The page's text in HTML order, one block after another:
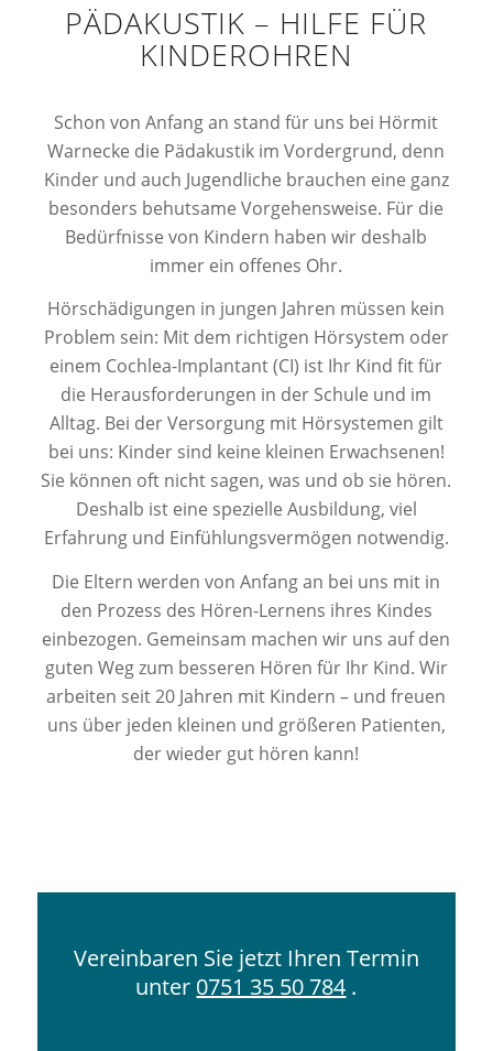
PÄDAKUSTIK – HILFE FÜR
KINDEROHREN
Schon von Anfang an stand für uns bei Hörmit
Warnecke die Pädakustik im Vordergrund, denn
Kinder und auch Jugendliche brauchen eine ganz
besonders behutsame Vorgehensweise. Für die
Bedürfnisse von Kindern haben wir deshalb
immer ein offenes Ohr.
Hörschädigungen in jungen Jahren müssen kein
Problem sein: Mit dem richtigen Hörsystem oder
einem Cochlea-Implantant (CI) ist Ihr Kind fit für
die Herausforderungen in der Schule und im
Alltag. Bei der Versorgung mit Hörsystemen gilt
bei uns: Kinder sind keine kleinen Erwachsenen!
Sie können oft nicht sagen, was und ob sie hören.
Deshalb ist eine spezielle Ausbildung, viel
Erfahrung und Einfühlungsvermögen notwendig.
Die Eltern werden von Anfang an bei uns mit in
den Prozess des Hören-Lernens ihres Kindes
einbezogen. Gemeinsam machen wir uns auf den
guten Weg zum besseren Hören für Ihr Kind. Wir
arbeiten seit 20 Jahren mit Kindern – und freuen
uns über jeden kleinen und größeren Patienten,
der wieder gut hören kann!
Vereinbaren Sie jetzt Ihren Termin
unter 0751 35 50 784 .